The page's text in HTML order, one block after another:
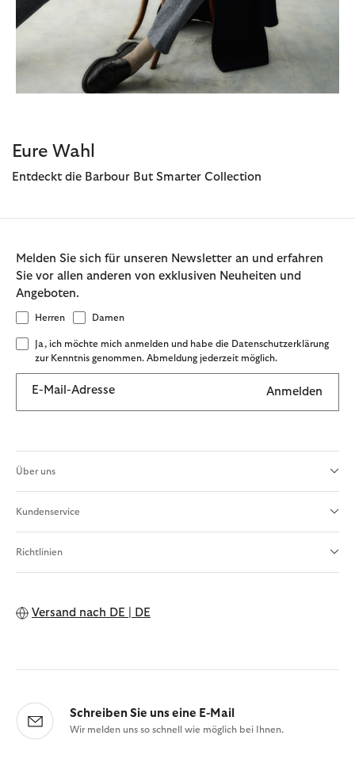
Eure Wahl
Entdeckt die Barbour But Smarter Collection
Melden Sie sich für unseren Newsletter an und erfahren
Sie vor allen anderen von exklusiven Neuheiten und
Angeboten.
Herren Damen
Ja, ich möchte mich anmelden und habe die Datenschutzerklärung
zur Kenntnis genommen. Abmeldung jederzeit möglich.
E-Mail-Adresse Anmelden
Über uns
Kundenservice
Richtlinien
Versand nach DE | DE
Schreiben Sie uns eine E-Mail
Wir melden uns so schnell wie möglich bei Ihnen.